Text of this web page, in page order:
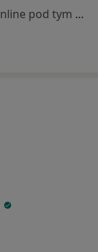
Specjalista nie oferuje umawiania online pod tym adresem.